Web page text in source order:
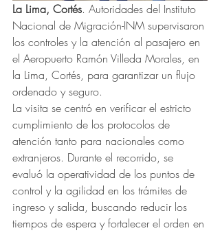
La Lima, Cortés. Autoridades del Instituto
Nacional de Migración-INM supervisaron
los controles y la atención al pasajero en
el Aeropuerto Ramón Villeda Morales, en
la Lima, Cortés, para garantizar un flujo
ordenado y seguro.
La visita se centró en verificar el estricto
cumplimiento de los protocolos de
atención tanto para nacionales como
extranjeros. Durante el recorrido, se
evaluó la operatividad de los puntos de
control y la agilidad en los trámites de
ingreso y salida, buscando reducir los
tiempos de espera y fortalecer el orden en